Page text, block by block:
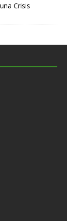
Crisis